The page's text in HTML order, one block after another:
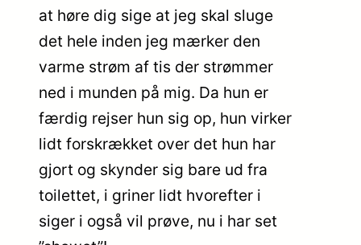
at høre dig sige at jeg skal sluge
det hele inden jeg mærker den
varme strøm af tis der strømmer
ned i munden på mig. Da hun er
færdig rejser hun sig op, hun virker
lidt forskrækket over det hun har
gjort og skynder sig bare ud fra
toilettet, i griner lidt hvorefter i
siger i også vil prøve, nu i har set